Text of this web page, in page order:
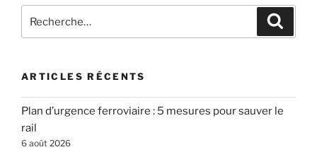
pour
ARTICLES RÉCENTS
Plan d’urgence ferroviaire : 5 mesures pour sauver le
rail
6 août 2026